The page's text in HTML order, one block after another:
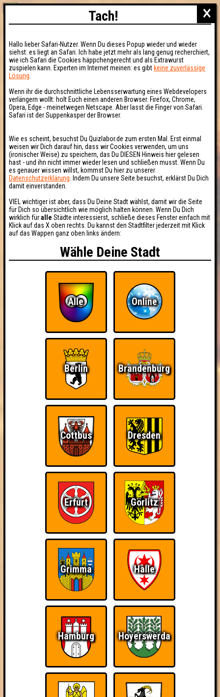
×
Tach!
Hallo lieber Safari-Nutzer. Wenn Du dieses Popup wieder und wieder
siehst: es liegt an Safari. Ich habe jetzt mehr als lang genug recherchiert,
wie ich Safari die Cookies häppchengerecht und als Extrawurst
zuspielen kann. Experten im Internet meinen: es gibt keine zuverlässige
Lösung
Wenn ihr die durchschnittliche Lebensserwartung eines Webdevelopers
verlängern wollt: holt Euch einen anderen Browser. Firefox, Chrome,
Opera, Edge - meinetwegen Netscape. Aber lasst die Finger von Safari.
Safari ist der Suppenkasper der Browser.
Wie es scheint, besuchst Du Quizlabor.de zum ersten Mal. Erst einmal
weisen wir Dich darauf hin, dass wir Cookies verwenden, um uns
(ironischer Weise) zu speichern, das Du DIESEN Hinweis hier gelesen
hast - und ihn nicht immer wieder lesen und schließen musst. Wenn Du
es genauer wissen willst, kommst Du hier zu unserer
Datenschutzerklärung . Indem Du unsere Seite besuchst, erklärst Du Dich
damit einverstanden.
VIEL wichtiger ist aber, dass Du Deine Stadt wählst, damit wir die Seite
für Dich so übersichtlich wie möglich halten können. Wenn Du Dich
wirklich füralle Städte interessierst, schließe dieses Fenster einfach mit
Klick auf das X oben rechts. Du kannst den Stadtfilter jederzeit mit Klick
auf das Wappen ganz oben links ändern:
Wähle Deine Stadt
Alle Online
Berlin Brandenburg
Cottbus Dresden
Erfurt Görlitz
Grimma Halle
Hamburg Hoyerswerda